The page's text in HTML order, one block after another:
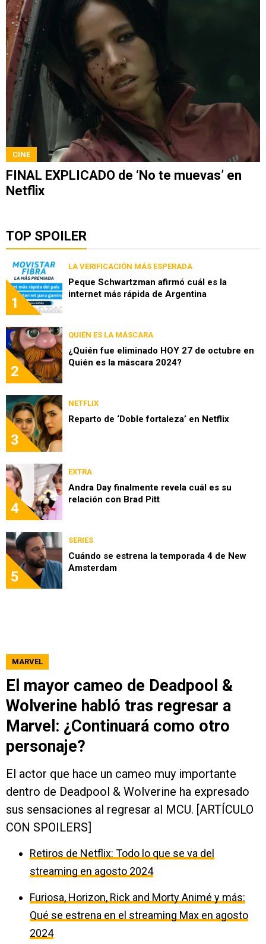
CINE
FINAL EXPLICADO de ‘No te muevas’ en
Netflix
TOP SPOILER
1
LA VERIFICACIÓN MÁS ESPERADA
Peque Schwartzman afirmó cuál es la
internet más rápida de Argentina
2
QUIÉN ES LA MÁSCARA
¿Quién fue eliminado HOY 27 de octubre en
Quién es la máscara 2024?
3
NETFLIX
Reparto de ‘Doble fortaleza’ en Netflix
4
EXTRA
Andra Day finalmente revela cuál es su
relación con Brad Pitt
5
SERIES
Cuándo se estrena la temporada 4 de New
Amsterdam
MARVEL
El mayor cameo de Deadpool &
Wolverine habló tras regresar a
Marvel: ¿Continuará como otro
personaje?
El actor que hace un cameo muy importante
dentro de Deadpool & Wolverine ha expresado
sus sensaciones al regresar al MCU. [ARTÍCULO
CON SPOILERS]
Retiros de Netflix: Todo lo que se va del
streaming en agosto 2024
Furiosa, Horizon, Rick and Morty Animé y más:
Qué se estrena en el streaming Max en agosto
2024